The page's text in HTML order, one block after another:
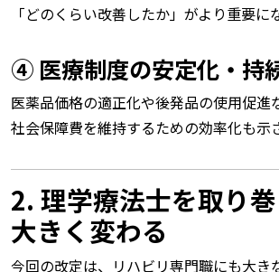
「どのくらい改善したか」がより重要に
④ 医療制度の安定化・持
医薬品価格の適正化や後発品の使用促進
社会保障費を維持するための効率化も示
2. 理学療法士を取り
大きく変わる
今回の改定は、リハビリ専門職にも大き